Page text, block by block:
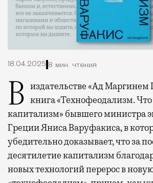
18.04.2025 8 мин. чтения
В издательстве «Ад Маргинем
книга «Технофеодализм.
капитализм» бывшего министра
Греции Яниса Варуфакиса, в
убедительно доказывает, что за
десятилетие капитализм
новых технологий перерос в